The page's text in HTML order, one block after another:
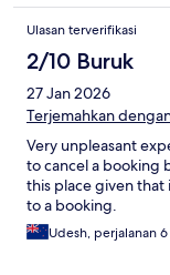
Ulasan terverifikasi
2/10 Buruk
27 Jan 2026
Terjemahkan
Very unpleasant
to cancel a booking
this place given
to a booking.
Udesh, perjalanan